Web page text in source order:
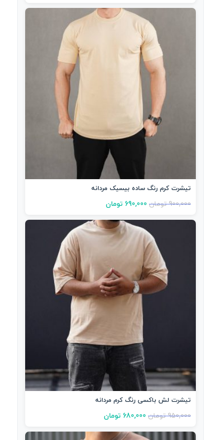
تیشرت کرم رنگ ساده بیسیک مردانه
900,000 تومان 690,000 تومان
تیشرت لش باکسی رنگ کرم مردانه
950,000 تومان 680,000 تومان